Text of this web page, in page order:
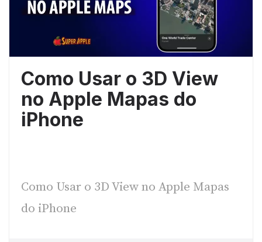
Como Usar o 3D View
no Apple Mapas do
iPhone
Como Usar o 3D View no Apple Mapas
do iPhone